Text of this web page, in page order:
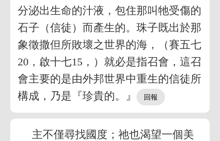
分泌出生命的汁液，包住那叫牠受傷的
石子（信徒）而產生的。珠子既出於那
象徵撒但所敗壞之世界的海，（賽五七
20，啟十七15，）就必是指召會，這召
會主要的是由外邦世界中重生的信徒所
構成，乃是『珍貴的。』
主不僅尋找國度；祂也渴望一個美